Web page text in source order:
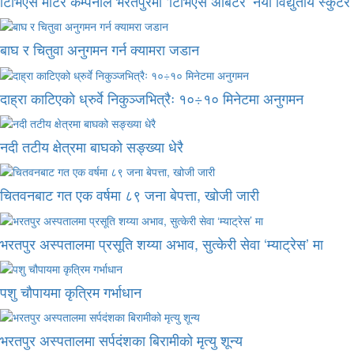
बाघ र चितुवा अनुगमन गर्न क्यामरा जडान
दाह्रा काटिएको ध्रुर्वे निकुञ्जभित्रैः १०÷१० मिनेटमा अनुगमन
नदी तटीय क्षेत्रमा बाघको सङ्ख्या धेरै
चितवनबाट गत एक वर्षमा ८९ जना बेपत्ता, खोजी जारी
भरतपुर अस्पतालमा प्रसूति शय्या अभाव, सुत्केरी सेवा ‘म्याट्रेस’ मा
पशु चौपायमा कृत्रिम गर्भाधान
भरतपुर अस्पतालमा सर्पदंशका बिरामीको मृत्यु शून्य